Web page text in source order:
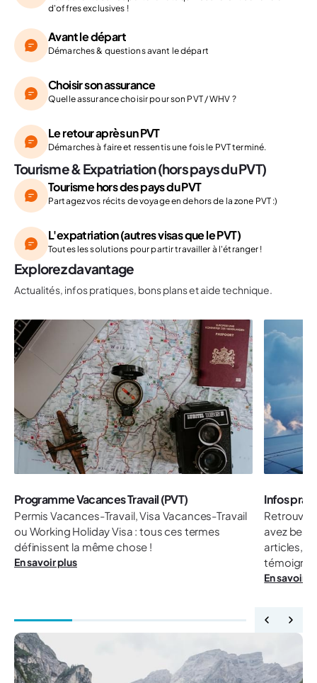
d'offres exclusives !
Avant le départ
Démarches & questions avant le départ
Choisir son assurance
Quelle assurance choisir pour son PVT / WHV ?
Le retour après un PVT
Démarches à faire et ressentis une fois le PVT terminé.
Tourisme & Expatriation (hors pays du PVT)
Tourisme hors des pays du PVT
Partagez vos récits de voyage en dehors de la zone PVT :)
L'expatriation (autres visas que le PVT)
Toutes les solutions pour partir travailler à l'étranger !
Explorez davantage
Actualités, infos pratiques, bons plans et aide technique.
Programme Vacances Travail (PVT)
Permis Vacances-Travail, Visa Vacances-Travail
ou Working Holiday Visa : tous ces termes
définissent la même chose !
En savoir plus
Infos
avez
articles,
En savoir